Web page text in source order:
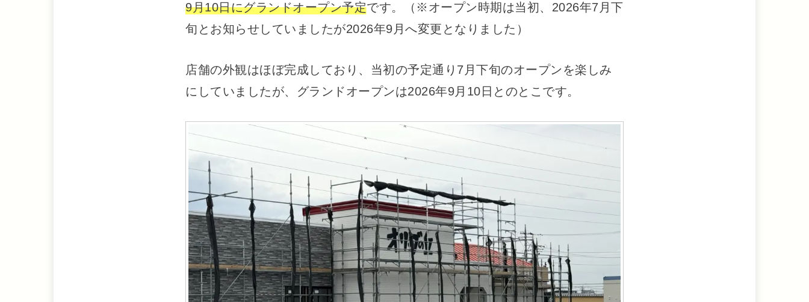
9月10日にグランドオープン予定です。（※オープン時期は当初、2026年7月下
旬とお知らせしていましたが2026年9月へ変更となりました）
店舗の外観はほぼ完成しており、当初の予定通り7月下旬のオープンを楽しみ
にしていましたが、グランドオープンは2026年9月10日とのとこです。